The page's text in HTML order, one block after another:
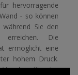
hervorragende
- so können
während Sie den
erreichen. Die
ermöglicht eine
hohem Druck.
für eine